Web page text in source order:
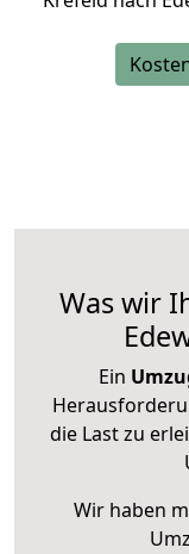
Was wir
Ein
die Last zu
Wir haben